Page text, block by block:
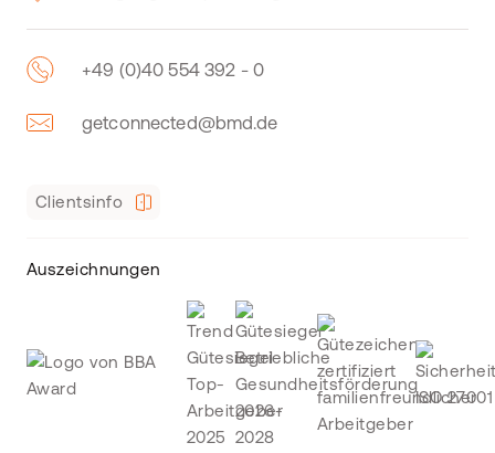
+49 (0)40 554 392 - 0
getconnected@bmd.de
Clientsinfo
Auszeichnungen